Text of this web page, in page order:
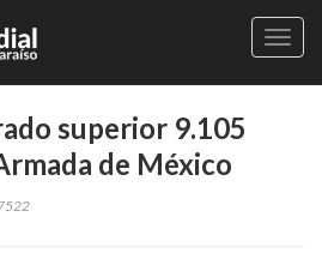
superior 9.105
de México